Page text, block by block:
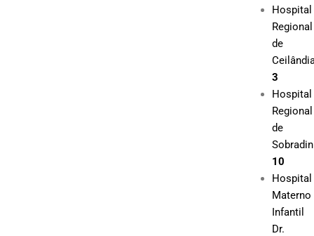
Hospital
Regional
de
3
Hospital
Regional
de
10
Hospital
Materno
Infantil
Dr.